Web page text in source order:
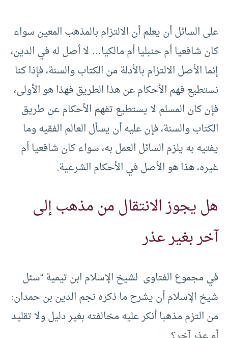
على السائل أن يعلم أن الالتزام بالمذهب المعين سواء
كان شافعيا أم حنبليا أم مالكيا… لا أصل له في الدين،
إنما الأصل الالتزام بالأدلة من الكتاب والسنة، فإذا كنا
نستطيع فهم الأحكام عن هذا الطريق فهذا هو الأولى،
فإن كان المسلم لا يستطيع تفهم الأحكام عن طريق
الكتاب والسنة، فإن عليه أن يسأل العالم الفقيه وما
يفتيه به يلزم السائل العمل به، سواء كان شافعيا أم
غيره، هذا هو الأصل في الأحكام الشرعية.
هل يجوز الانتقال من مذهب إلى
آخر بغير عذر
في مجموع الفتاوى لشيخ الإسلام ابن تيمية “سئل
شيخ الإسلام أن يشرح ما ذكره نجم الدين بن حمدان‏:‏
من التزم مذهبا أنكر عليه مخالفته بغير دليل ولا تقليد